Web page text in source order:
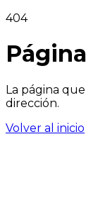
404
La página
dirección.
Volver al inicio